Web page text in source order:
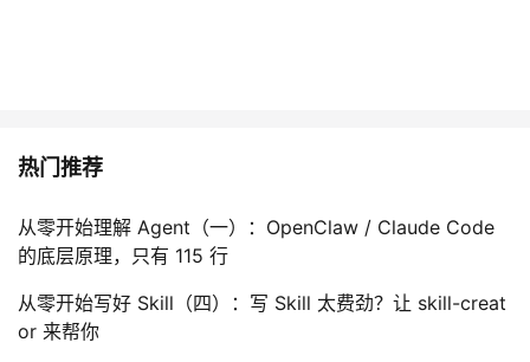
热门推荐
从零开始理解 Agent（一）：OpenClaw / Claude Code
的底层原理，只有 115 行
从零开始写好 Skill（四）：写 Skill 太费劲？让 skill-creat
or 来帮你